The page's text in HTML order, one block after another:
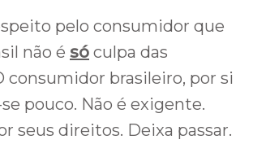
pelo consumidor que
não é só culpa das
consumidor brasileiro, por si
pouco. Não é exigente.
seus direitos. Deixa passar.